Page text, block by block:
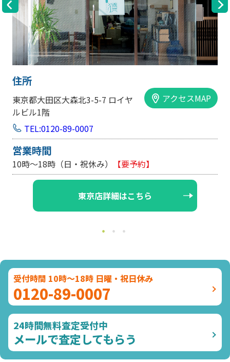
住所
東京都大田区大森北3-5-7 ロイヤ
ルビル1階
アクセスMAP
TEL:0120-89-0007
営業時間
10時～18時（日・祝休み） 【要予約】
東京店詳細はこちら
受付時間 10時～18時 日曜・祝日休み
0120-89-0007
24時間無料査定受付中
メールで査定してもらう